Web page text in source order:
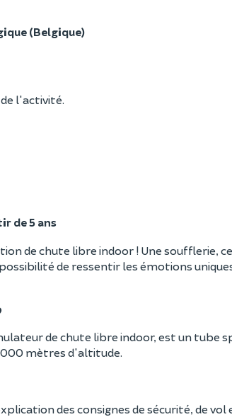
(Belgique)
l'activité.
de 5 ans
de chute libre indoor ! Une soufflerie,
de ressentir les émotions
de chute libre indoor, est un tube
mètres d'altitude.
des consignes de sécurité, de vol